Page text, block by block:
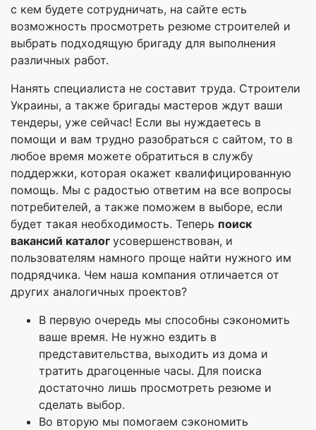
с кем будете сотрудничать, на сайте есть
возможность просмотреть резюме строителей и
выбрать подходящую бригаду для выполнения
различных работ.
Нанять специалиста не составит труда. Строители
Украины, а также бригады мастеров ждут ваши
тендеры, уже сейчас! Если вы нуждаетесь в
помощи и вам трудно разобраться с сайтом, то в
любое время можете обратиться в службу
поддержки, которая окажет квалифицированную
помощь. Мы с радостью ответим на все вопросы
потребителей, а также поможем в выборе, если
будет такая необходимость. Теперь поиск
вакансий каталог усовершенствован, и
пользователям намного проще найти нужного им
подрядчика. Чем наша компания отличается от
других аналогичных проектов?
В первую очередь мы способны сэкономить
ваше время. Не нужно ездить в
представительства, выходить из дома и
тратить драгоценные часы. Для поиска
достаточно лишь просмотреть резюме и
сделать выбор.
Во вторую мы помогаем сэкономить